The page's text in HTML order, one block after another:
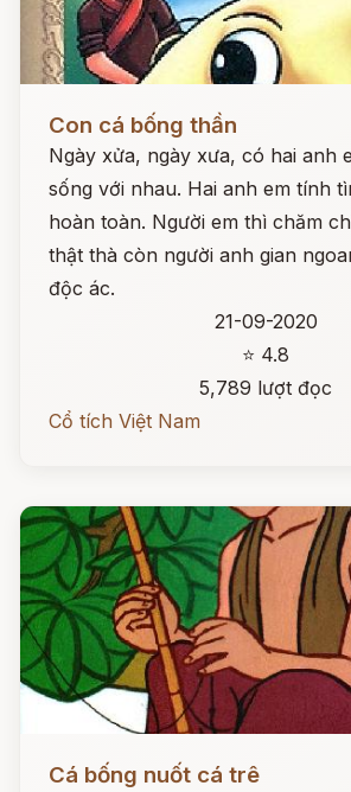
Con cá bống thần
Ngày xửa, ngày xưa, có hai anh
sống với nhau. Hai anh em tính
hoàn toàn. Người em thì chăm
thật thà còn người anh gian
độc ác.
21-09-2020
⭐ 4.8
5,789 lượt đọc
Cổ tích Việt Nam
Đọc ngay
Cá bống nuốt cá trê